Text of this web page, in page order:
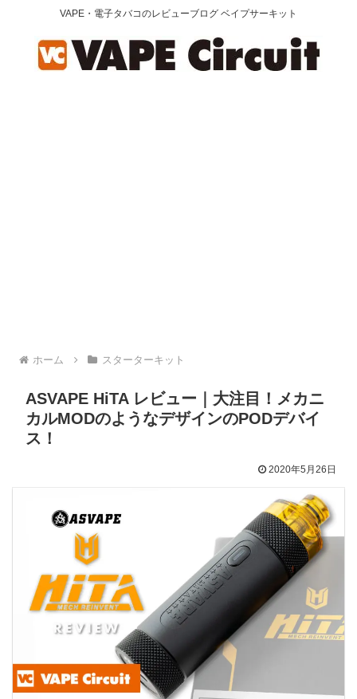
VAPE・電子タバコのレビューブログ ベイプサーキット
ホーム スターターキット
ASVAPE HiTA レビュー｜大注目！メカニ
カルMODのようなデザインのPODデバイ
ス！
2020年5月26日